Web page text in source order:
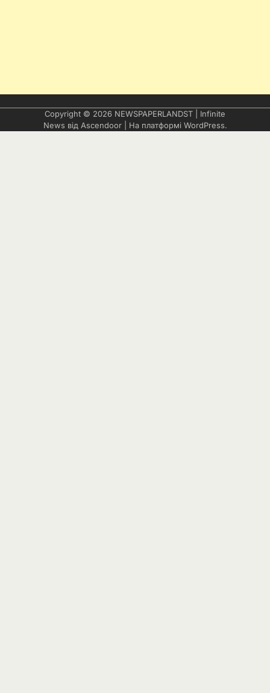
Copyright © 2026 NEWSPAPERLANDST | Infinite
News від Ascendoor| На платформі WordPress.